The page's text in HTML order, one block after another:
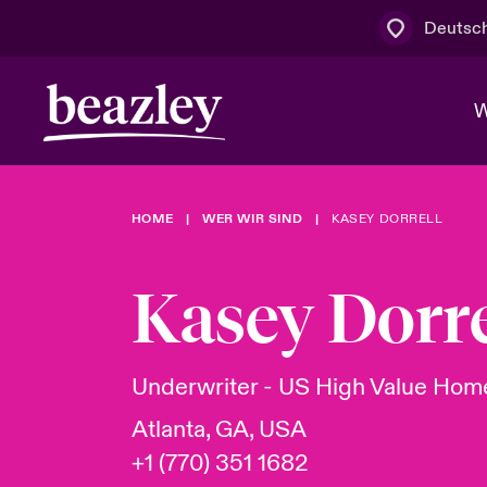
Wer wir sind
Board &
Mit uns
News & Events
Spotlight:
Kundenportal
Cyber
HOME WER WIR SIND KASEY DORRELL
Kasey
Underwriter - US High Value
Atlanta, GA, USA
+1 (770) 351 1682